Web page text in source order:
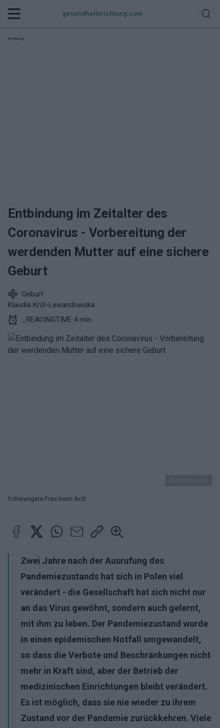
gesundheitsrichtung.com
Werbung:
Entbindung im Zeitalter des
Coronavirus - Vorbereitung der
werdenden Mutter auf eine sichere
Geburt
Geburt
Klaudia Król-Lewandowska
_READINGTIME 4 min.
Schwangere Frau beim Arzt
Zwei Jahre nach der Ausrufung des
Pandemiezustands hat sich in Polen viel
verändert - die Gesellschaft hat sich nicht nur
an das Virus gewöhnt, sondern auch gelernt,
mit ihm zu leben. Der Pandemiezustand wurde
in einen epidemischen Notfall umgewandelt,
so dass die Verbote und Beschränkungen nicht
mehr in Kraft sind, aber der Betrieb der
medizinischen Einrichtungen bleibt verändert.
Es ist möglich, dass sie nie wieder zu ihrem
Zustand vor der Pandemie zurückkehren. Viele